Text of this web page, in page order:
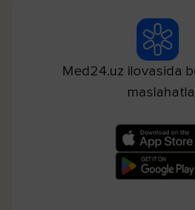
Med24.uz ilovasida